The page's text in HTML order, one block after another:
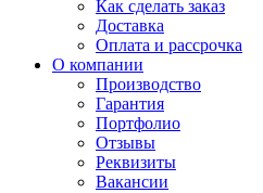
Как сделать заказ
Доставка
Оплата и рассрочка
О компании
Производство
Гарантия
Портфолио
Отзывы
Реквизиты
Вакансии